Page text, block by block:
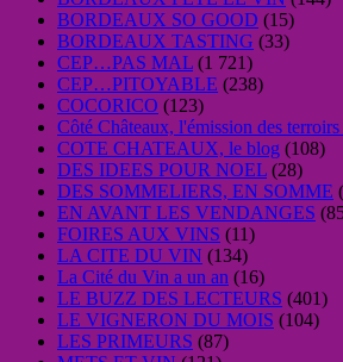
BORDEAUX SO GOOD (15)
BORDEAUX TASTING (33)
CEP…PAS MAL (1 721)
CEP…PITOYABLE (238)
COCORICO (123)
Côté Châteaux, l'émission des
COTE CHATEAUX, le blog (108)
DES IDEES POUR NOEL (28)
DES SOMMELIERS, EN SOMME
EN AVANT LES VENDANGES
FOIRES AUX VINS (11)
LA CITE DU VIN (134)
La Cité du Vin a un an (16)
LE BUZZ DES LECTEURS (401)
LE VIGNERON DU MOIS (104)
LES PRIMEURS (87)